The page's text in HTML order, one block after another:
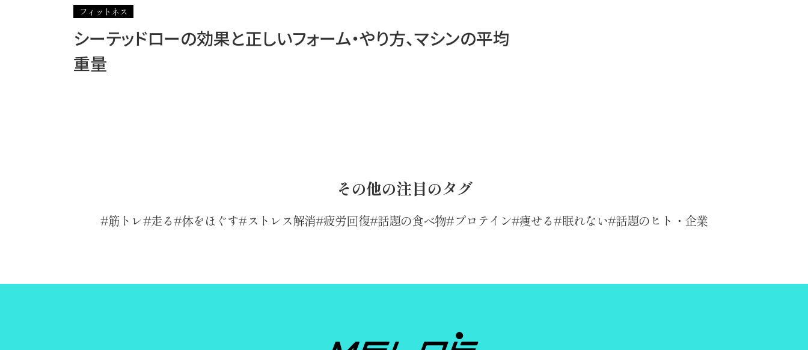
フィットネス
シーテッドローの効果と正しいフォーム・やり方、マシンの平均
重量
その他の注目のタグ
筋トレ 走る 体をほぐす ストレス解消 疲労回復 話題の食べ物 プロテイン 痩せる 眠れない 話題のヒト・企業